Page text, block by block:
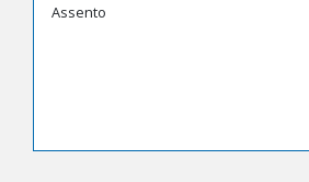
Assento